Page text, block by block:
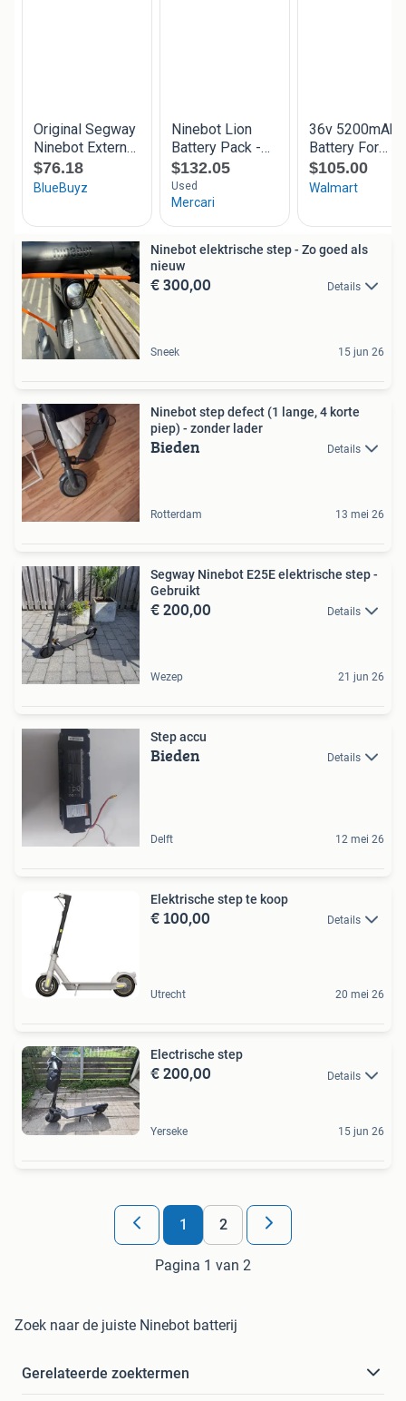
Ninebot elektrische step - Zo goed als
nieuw
€ 300,00 Details
Sneek 15 jun 26
Ninebot step defect (1 lange, 4 korte
piep) - zonder lader
Bieden Details
Rotterdam 13 mei 26
Segway Ninebot E25E elektrische step -
Gebruikt
€ 200,00 Details
Wezep 21 jun 26
Step accu
Bieden Details
Delft 12 mei 26
Elektrische step te koop
€ 100,00 Details
Utrecht 20 mei 26
Electrische step
€ 200,00 Details
Yerseke 15 jun 26
1 2
Pagina 1 van 2
Zoek naar de juiste Ninebot batterij
Gerelateerde zoektermen